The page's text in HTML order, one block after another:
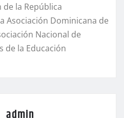
la República
Asociación Dominicana de
Nacional de
de la Educación